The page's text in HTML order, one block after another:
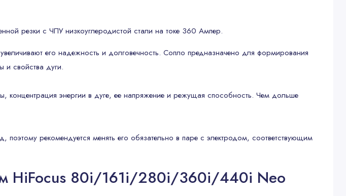
резки с ЧПУ низкоуглеродистой стали на токе 360 Ампер.
его надежность и долговечность. Сопло предназначено для формирования
свойства дуги.
концентрация энергии в дуге, ее напряжение и режущая способность. Чем дольше
рекомендуется менять его обязательно в паре с электродом, соответствующим
HiFocus 80i/161i/280i/360i/440i Neo